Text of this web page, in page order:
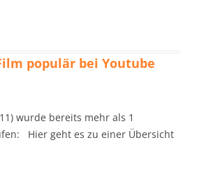
populär bei Youtube
wurde bereits mehr als 1
Hier geht es zu einer Übersicht